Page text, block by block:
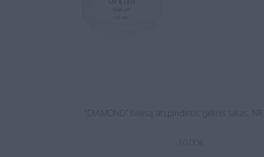
“DIAMOND” šviesą atspindintis gelinis lakas,